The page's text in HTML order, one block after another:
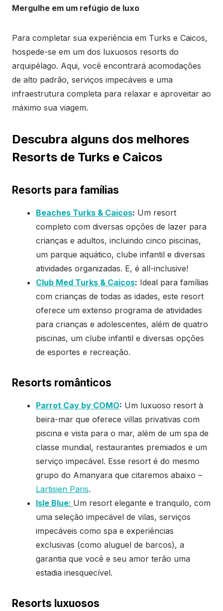
Mergulhe em um refúgio de luxo
Para completar sua experiência em Turks e Caicos,
hospede-se em um dos luxuosos resorts do
arquipélago. Aqui, você encontrará acomodações
de alto padrão, serviços impecáveis e uma
infraestrutura completa para relaxar e aproveitar ao
máximo sua viagem.
Descubra alguns dos melhores
Resorts de Turks e Caicos
Resorts para famílias
Beaches Turks & Caicos: Um resort
completo com diversas opções de lazer para
crianças e adultos, incluindo cinco piscinas,
um parque aquático, clube infantil e diversas
atividades organizadas. E, é all-inclusive!
Club Med Turks & Caicos: Ideal para famílias
com crianças de todas as idades, este resort
oferece um extenso programa de atividades
para crianças e adolescentes, além de quatro
piscinas, um clube infantil e diversas opções
de esportes e recreação.
Resorts românticos
Parrot Cay by COMO: Um luxuoso resort à
beira-mar que oferece villas privativas com
piscina e vista para o mar, além de um spa de
classe mundial, restaurantes premiados e um
serviço impecável. Esse resort é do mesmo
grupo do Amanyara que citaremos abaixo –
Lartisien Paris.
Isle Blue: Um resort elegante e tranquilo, com
uma seleção impecável de vilas, serviços
impecáveis como spa e experiências
exclusivas (como aluguel de barcos), a
garantia que você e seu amor terão uma
estadia inesquecível.
Resorts luxuosos